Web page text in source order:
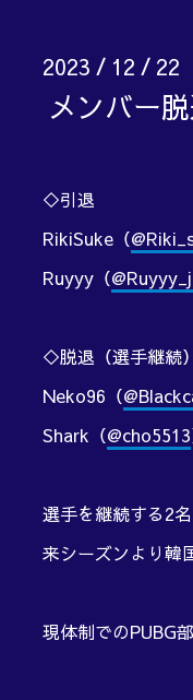
2023 / 12 / 22
メンバー
◇引退
RikiSuke（
Ruyyy（
◇脱退（選手継続）
Neko96（
Shark（@cho5513
選手を継続する2名
来シーズンより韓
現体制でのPUBG